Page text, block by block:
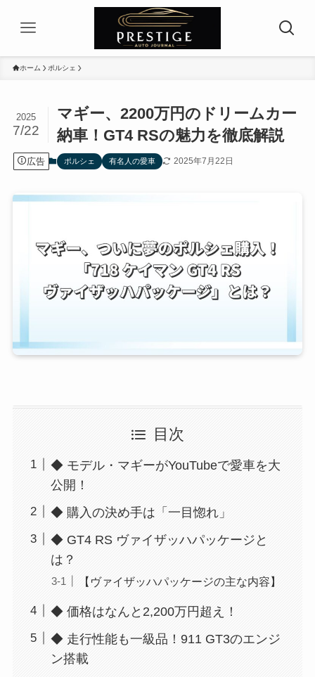
ホーム ポルシェ
マギー、2200万円のドリームカー
納車！GT4 RSの魅力を徹底解説
2025
7/22
広告 ポルシェ 有名人の愛車 2025年7月22日
目次
◆ モデル・マギーがYouTubeで愛車を大
公開！
◆ 購入の決め手は「一目惚れ」
◆ GT4 RS ヴァイザッハパッケージと
は？
【ヴァイザッハパッケージの主な内容】
◆ 価格はなんと2,200万円超え！
◆ 走行性能も一級品！911 GT3のエンジ
ン搭載